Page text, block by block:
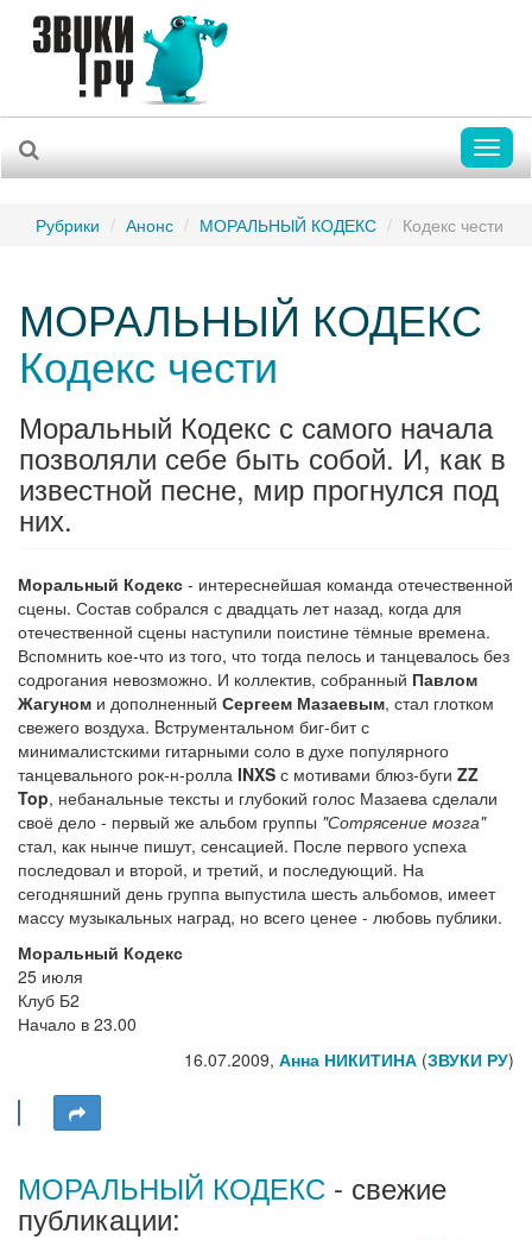
Рубрики Анонс МОРАЛЬНЫЙ КОДЕКС Кодекс чести
МОРАЛЬНЫЙ КОДЕКС
Кодекс чести
Моральный Кодекс с самого начала
позволяли себе быть собой. И, как в
известной песне, мир прогнулся под
них.
Моральный Кодекс - интереснейшая команда отечественной
сцены. Состав собрался с двадцать лет назад, когда для
отечественной сцены наступили поистине тёмные времена.
Вспомнить кое-что из того, что тогда пелось и танцевалось без
содрогания невозможно. И коллектив, собранный Павлом
Жагуном и дополненный Сергеем Мазаевым, стал глотком
свежего воздуха. Bструментальном биг-бит с
минималистскими гитарными соло в духе популярного
танцевального рок-н-ролла INXS с мотивами блюз-буги ZZ
Top, небанальные тексты и глубокий голос Мазаева сделали
своё дело - первый же альбом группы "Сотрясение мозга"
стал, как нынче пишут, сенсацией. После первого успеха
последовал и второй, и третий, и последующий. На
сегодняшний день группа выпустила шесть альбомов, имеет
массу музыкальных наград, но всего ценее - любовь публики.
Моральный Кодекс
25 июля
Клуб Б2
Начало в 23.00
16.07.2009, Анна НИКИТИНА (ЗВУКИ РУ)
МОРАЛЬНЫЙ КОДЕКС - свежие
публикации: